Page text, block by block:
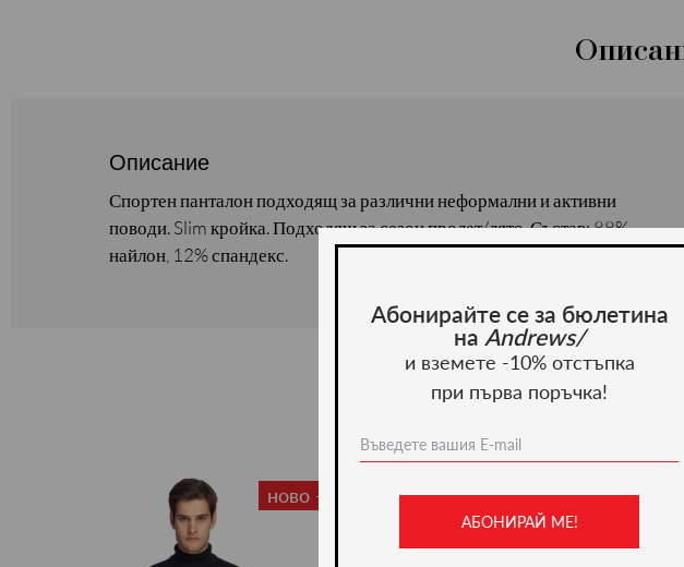
Описание
Спортен панталон подходящ за различни неформални и активни
поводи. Slim кройка. Подходящ за сезон пролет/лято. Състав: 88%
найлон, 12% спандекс.
Ние
ново -35%
Абонирайте се за бюлетина
на Andrews/
и вземете -10% отстъпка
при първа поръчка!
АБОНИРАЙ МЕ!